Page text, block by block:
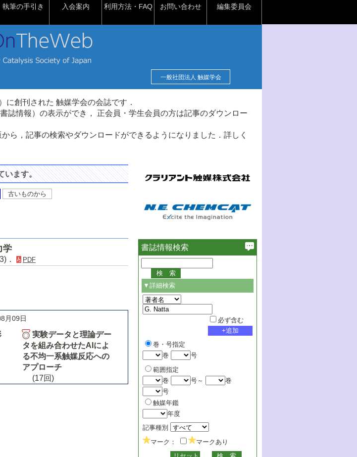
執筆の手引き 入会案内 利用方法・FAQ お問い合わせ 編集委員会
一般社団法人 触媒学会
に創刊された 触媒学会の会誌です．
誌情報）の表示ができ， 正会員・学生会員の方は記事のダウンロー
ら，記事の検索やダウンロードができるようになりました．詳しく
います。
古いものから
学
． PDF
月09日
実験データと理論デー
タを組み合わせたAIによ
る不均一系触媒反応への
アプローチ
(17回)
書誌情報検索
▼詳細検索
必ず含む
巻・号指定
巻
号
範囲指定
巻
号～
巻
号
触媒年鑑
年度
記事種別
マーク：
マークあり